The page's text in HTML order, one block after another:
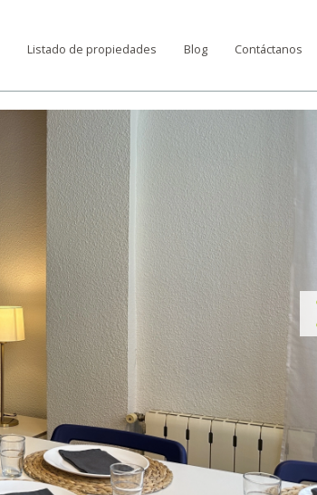
Listado de propiedades Blog Contáctanos